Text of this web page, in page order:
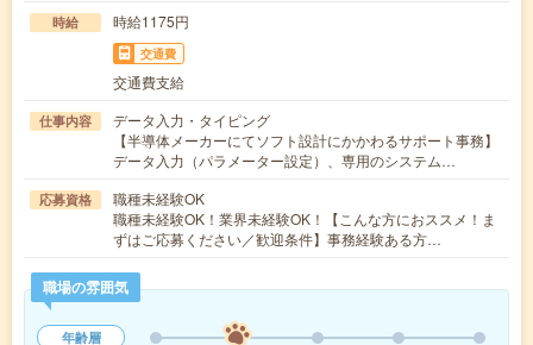
時給 時給1175円
交通費
交通費支給
仕事内容
データ入力・タイピング
【半導体メーカーにてソフト設計にかかわるサポート事務】
データ入力（パラメーター設定）、専用のシステム…
応募資格
職種未経験OK
職種未経験OK！業界未経験OK！【こんな方におススメ！ま
ずはご応募ください／歓迎条件】事務経験ある方…
職場の雰囲気
年齢層